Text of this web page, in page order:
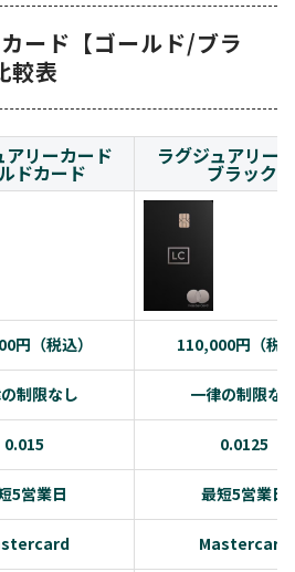
ード【ゴールド/ブラ
較表
アリーカード
ドカード
ラグジュアリー
ブラック
円（税込）
110,000円（税
制限なし
一律の制限な
0.015
0.0125
5営業日
最短5営業日
Mastercard